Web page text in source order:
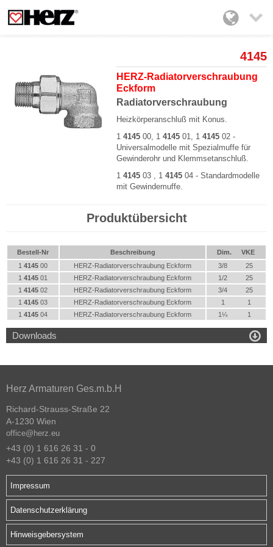

4145
HERZ-Radiatorverschraubung
Eckform
Radiatorverschraubung
Heizkörperanschluß mit Konus.
14145 00, 14145 01, 14145 02 -
Universalmodelle mit Spezialmuffe für
Gewinderohrund Klemmsetanschluß.
14145 03 , 14145 04 -Standardmodelle
mit Gewindemuffe.
Produktübersicht
Bestell-Nr Beschreibung Dim.
VKE
1 4145 00 HERZ-Radiatorverschraubung Eckform 3/8
25
1 4145 01 HERZ-Radiatorverschraubung Eckform 1/2
25
1 4145 02 HERZ-Radiatorverschraubung Eckform 3/4
25
1 4145 03 HERZ-Radiatorverschraubung Eckform 1
1
1 4145 04 HERZ-Radiatorverschraubung Eckform 1¼ 1
Downloads 
Herz Armaturen Ges.m.b.H
Richard-Strauss-Straße 22
A-1230 Wien
office@herz.eu
+43 (0) 1 616 26 31 - 0
+43 (0) 1 616 26 31 - 227
Impressum
Datenschutzerklärung
Hinweisgebersystem